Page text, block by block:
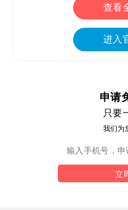
查看
进入
申请
只要
我们为
立